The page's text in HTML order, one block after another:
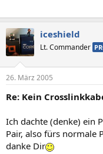
iceshield
Lt. Commander
26. März 2005
Re: Kein
Ich dachte (denke) ein
Pair, also fürs normale
danke Dir